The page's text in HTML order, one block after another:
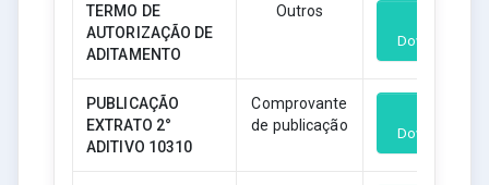
TERMO DE
AUTORIZAÇÃO DE
ADITAMENTO
Outros
Download
PUBLICAÇÃO
EXTRATO 2°
ADITIVO 10310
Comprovante
de publicação
Download